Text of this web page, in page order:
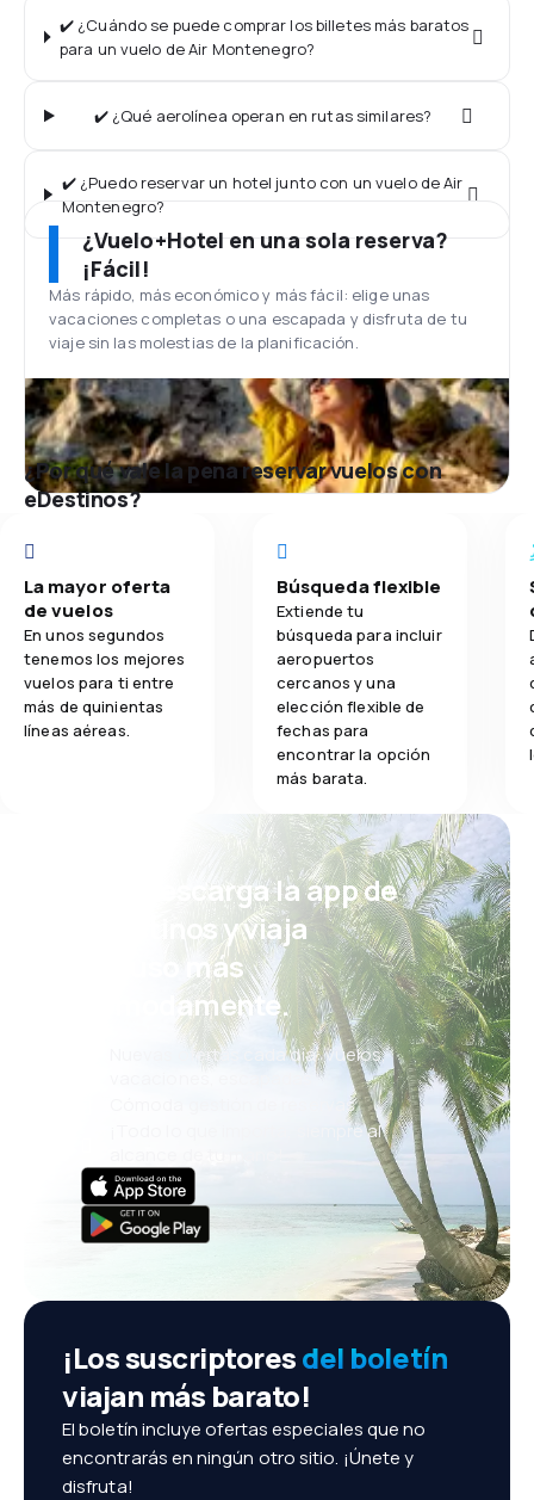
✔️ ¿Cuándo se puede comprar los billetes más baratos
para un vuelo de Air Montenegro?
✔️ ¿Qué aerolínea operan en rutas similares?
✔️ ¿Puedo reservar un hotel junto con un vuelo de Air
Montenegro?
¿Vuelo+Hotel en una sola reserva?
¡Fácil!
Más rápido, más económico y más fácil: elige unas
vacaciones completas o una escapada y disfruta de tu
viaje sin las molestias de la planificación.
¿Por qué vale la pena reservar vuelos con
eDestinos?
La mayor oferta
de vuelos
En unos segundos
tenemos los mejores
vuelos para ti entre
más de quinientas
líneas aéreas.
Búsqueda flexible
Extiende tu
búsqueda para incluir
aeropuertos
cercanos y una
elección flexible de
fechas para
encontrar la opción
más barata.
¡Eh! Descarga la app de
eDestinos y viaja
incluso más
cómodamente.
Nuevas ofertas cada día: vuelos,
vacaciones, escapadas
Cómoda gestión de reservas
¡Todo lo que importa, siempre al
¡Los suscriptoresdel boletín
viajan más barato!
El boletín incluye ofertas especiales que no
encontrarás en ningún otro sitio. ¡Únete y
disfruta!